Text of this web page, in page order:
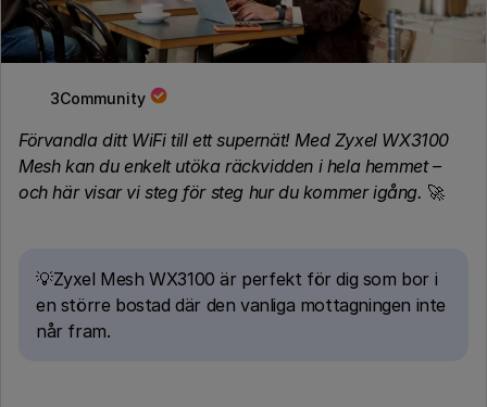
3Community
Förvandla ditt WiFi till ett supernät! Med Zyxel WX3100
Mesh kan du enkelt utöka räckvidden i hela hemmet –
och här visar vi steg för steg hur du kommer igång. 🚀
💡Zyxel Mesh WX3100 är perfekt för dig som bor i
en större bostad där den vanliga mottagningen inte
når fram.